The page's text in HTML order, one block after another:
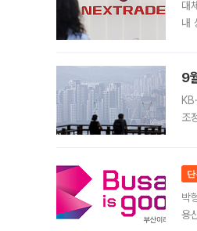
대
내
9
조
단
박
용